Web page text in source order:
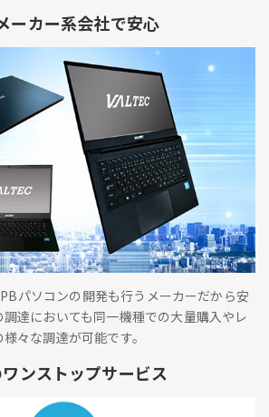
ーカー系会社で安心
パソコンの開発も行うメーカーだから安
達においても同一機種での大量購入やレ
々な調達が可能です。
ワンストップサービス